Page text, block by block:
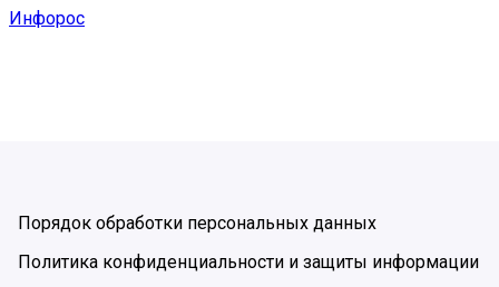
Инфорос
Порядок обработки персональных данных
Политика конфиденциальности и защиты информации